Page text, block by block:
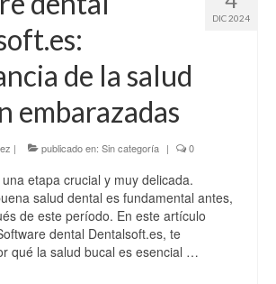
DIC 2024
de la salud
embarazadas
| publicado en: Sin categoría | 0
etapa crucial y muy delicada.
salud dental es fundamental antes,
de este período. En este artículo
dental Dentalsoft.es, te
qué la salud bucal es esencial …